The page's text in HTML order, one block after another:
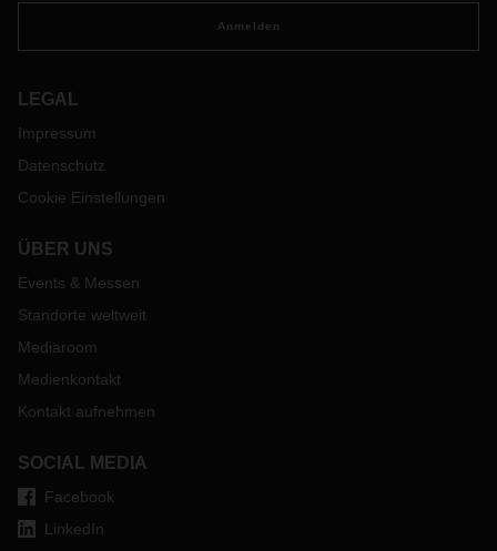
Anmelden
LEGAL
Impressum
Datenschutz
Cookie Einstellungen
ÜBER UNS
Events & Messen
Standorte weltweit
Mediaroom
Medienkontakt
Kontakt aufnehmen
SOCIAL MEDIA
Facebook
LinkedIn